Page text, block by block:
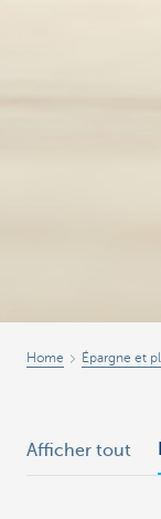
Home Épargne et
Afficher tout